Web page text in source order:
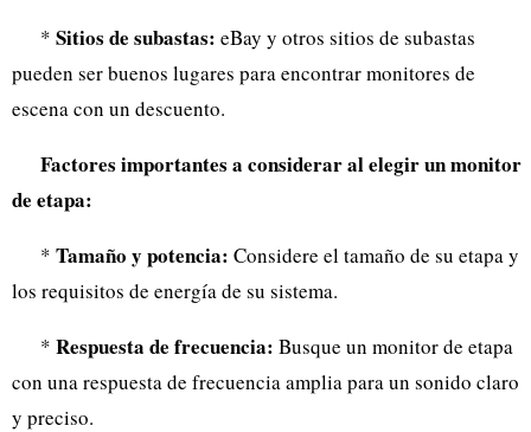
* Sitios de subastas: eBay y otros sitios de subastas
pueden ser buenos lugares para encontrar monitores de
escena con un descuento.
Factores importantes a considerar al elegir un monitor
de etapa:
* Tamaño y potencia: Considere el tamaño de su etapa y
los requisitos de energía de su sistema.
* Respuesta de frecuencia: Busque un monitor de etapa
con una respuesta de frecuencia amplia para un sonido claro
y preciso.